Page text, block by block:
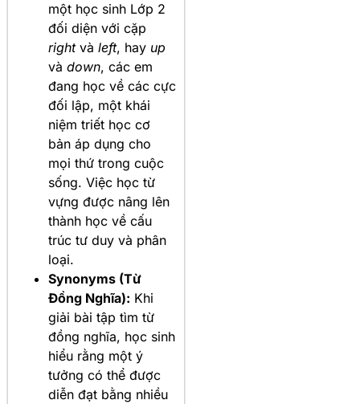
một học sinh Lớp 2
đối diện với cặp
rightvà left, hay up
và down, các em
đang học về các cực
đối lập, một khái
niệm triết học cơ
bản áp dụng cho
mọi thứ trong cuộc
sống. Việc học từ
vựng được nâng lên
thành học về cấu
trúc tư duy và phân
loại.
Synonyms (Từ
Đồng Nghĩa): Khi
giải bài tập tìm từ
đồng nghĩa, học sinh
hiểu rằng một ý
tưởng có thể được
diễn đạt bằng nhiều